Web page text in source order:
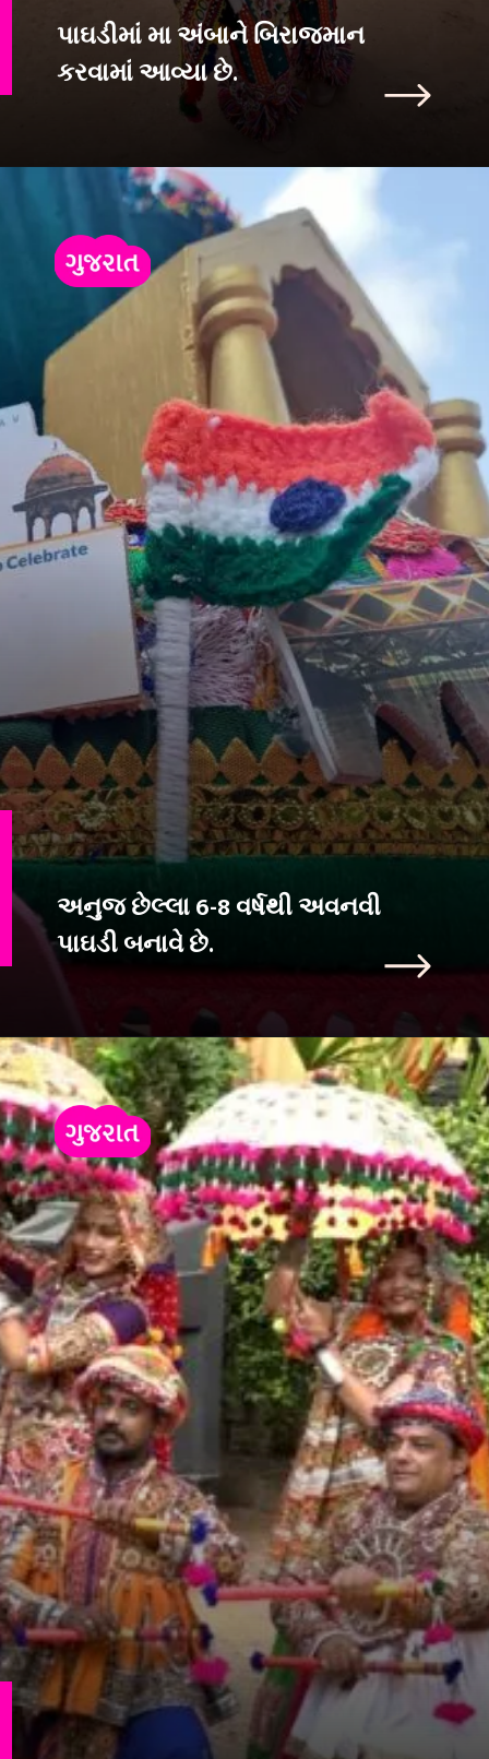
પાઘડીમાં મા અંબાને બિરાજમાન
કરવામાં આવ્યા છે.
અનુજ છેલ્લા 6-8 વર્ષથી અવનવી
પાઘડી બનાવે છે.